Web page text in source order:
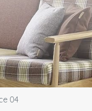
04